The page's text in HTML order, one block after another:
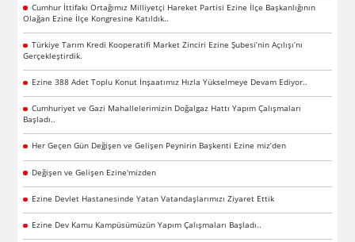
Cumhur İttifakı Ortağımız Milliyetçi Hareket Partisi Ezine İlçe Başkanlığının
Olağan Ezine İlçe Kongresine Katıldık..
Türkiye Tarım Kredi Kooperatifi Market Zinciri Ezine Şubesi’nin Açılışı’nı
Gerçekleştirdik.
Ezine 388 Adet Toplu Konut İnşaatımız Hızla Yükselmeye Devam Ediyor..
Cumhuriyet ve Gazi Mahallelerimizin Doğalgaz Hattı Yapım Çalışmaları
Başladı..
Her Geçen Gün Değişen ve Gelişen Peynirin Başkenti Ezine miz’den
Değişen ve Gelişen Ezine'mizden
Ezine Devlet Hastanesinde Yatan Vatandaşlarımızı Ziyaret Ettik
Ezine Dev Kamu Kampüsümüzün Yapım Çalışmaları Başladı..